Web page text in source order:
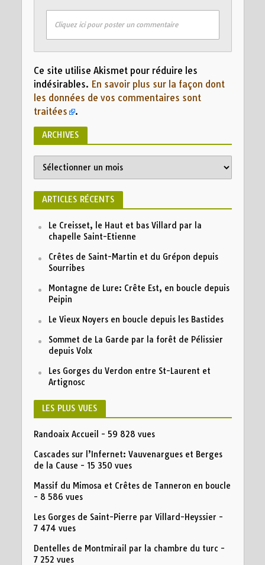
Cliquez ici pour poster un commentaire
Ce site utilise Akismet pour réduire les
indésirables. En savoir plus sur la façon dont
les données de vos commentaires sont
traitées
.
ARCHIVES
ARTICLES RÉCENTS
Le Creisset, le Haut et bas Villard par la
chapelle Saint-Etienne
Crêtes de Saint-Martin et du Grépon depuis
Sourribes
Montagne de Lure: Crête Est, en boucle depuis
Peipin
Le Vieux Noyers en boucle depuis les Bastides
Sommet de La Garde par la forêt de Pélissier
depuis Volx
Les Gorges du Verdon entre St-Laurent et
Artignosc
LES PLUS VUES
Randoaix Accueil - 59 828 vues
Cascades sur l’Infernet: Vauvenargues et Berges
de la Cause - 15 350 vues
Massif du Mimosa et Crêtes de Tanneron en boucle
- 8 586 vues
Les Gorges de Saint-Pierre par Villard-Heyssier -
7 474 vues
Dentelles de Montmirail par la chambre du turc -
7 252 vues